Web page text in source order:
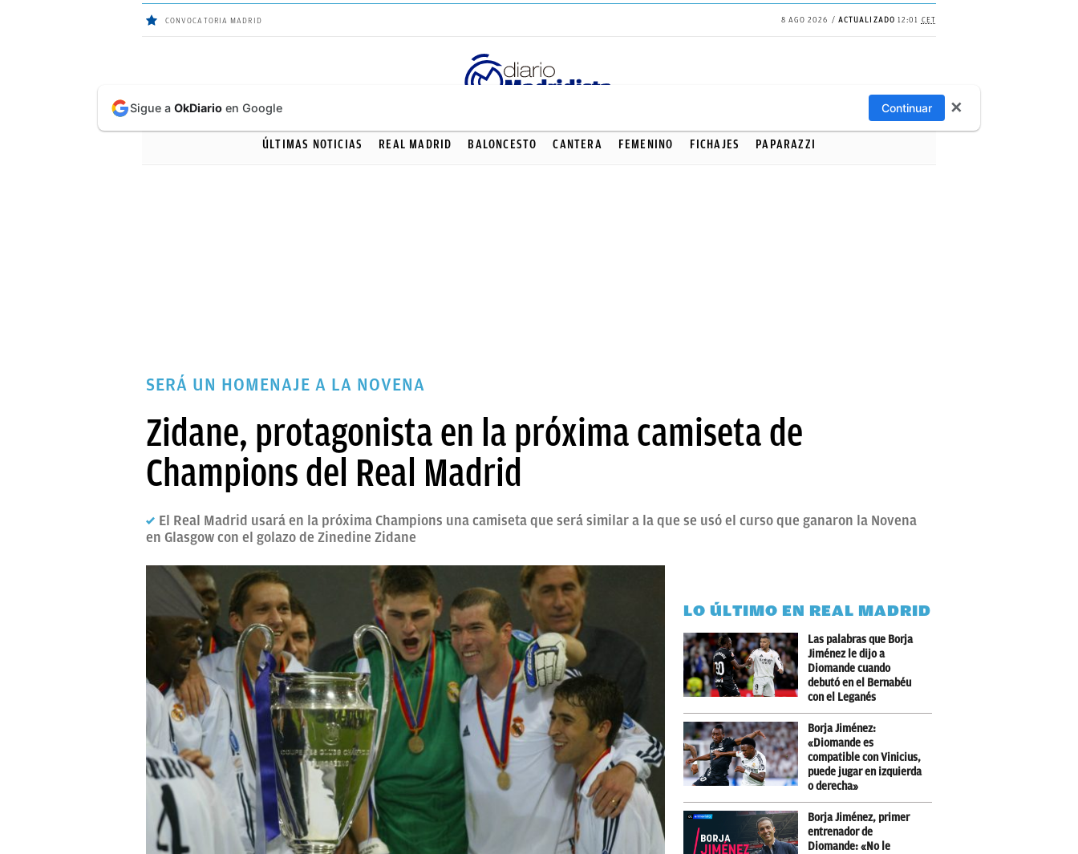
CONVOCATORIA MADRID 8 AGO 2026 ACTUALIZADO 12:01 CET
ÚLTIMAS
NOTICIAS
PAPARAZZI
ÚLTIMAS NOTICIAS REAL MADRID BALONCESTO CANTERA FEMENINO FICHAJES PAPARAZZI
SERÁ UN HOMENAJE A LA NOVENA
Zidane, protagonista en la próxima camiseta de
Champions del Real Madrid
El Real Madrid usará en la próxima Champions una camiseta que será similar a la que se usó el curso que ganaron la Novena
en Glasgow con el golazo de Zinedine Zidane
LO ÚLTIMO EN REAL MADRID
Las palabras que Borja
Jiménez le dijo a
Diomande cuando
debutó en el Bernabéu
con el Leganés
Borja Jiménez:
«Diomande es
compatible con Vinicius,
puede jugar en izquierda
o derecha»
Borja Jiménez, primer
entrenador de
Diomande: «No le
Sigue a OkDiario en Google Continuar ✕